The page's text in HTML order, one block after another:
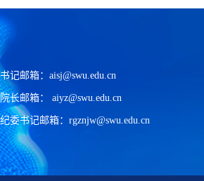
书记邮箱：aisj@swu.edu.cn
院长邮箱： aiyz@swu.edu.cn
纪委书记邮箱：rgznjw@swu.edu.cn